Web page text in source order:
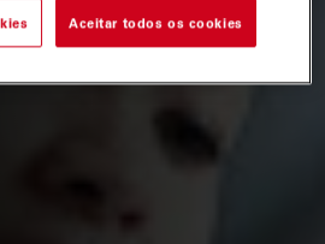
Aceitar todos os cookies